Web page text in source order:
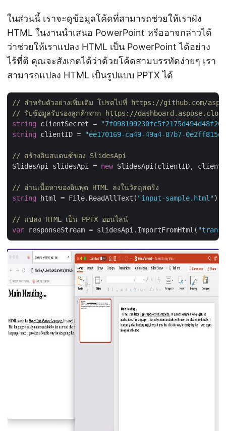
ในส่วนนี้ เราจะดูข้อมูลโค้ดที่สามารถช่วยให้เราฝัง
HTML ในงานนำเสนอ PowerPoint หรืออาจกล่าวได้
ว่าช่วยให้เราแปลง HTML เป็น PowerPoint ได้อย่าง
ไร้ที่ติ คุณจะสังเกตได้ว่าด้วยโค้ดสามบรรทัดง่ายๆ เรา
สามารถแปลง HTML เป็นรูปแบบ PPTX ได้
// สำหรับตัวอย่างเพิ่มเติม โปรดไปที่ https://github.com/
// รับข้อมูลรับรองลูกค้าจาก https://
string clientSecret =
string clientID = "ee170169-ca49-49a4-87b7-
// สร้างอินสแตนซ์ของ SlidesApi
SlidesApi slidesApi = new SlidesApi(clientID,
// อ่านเนื้อหาของอินพุต HTML ลงในวัตถุสตริง
string html = File.ReadAllText( "input-sample.html" );
// แปลง HTML เป็น PPTX ออนไลน์
var responseStream = slidesApi.ImportFromHtml(